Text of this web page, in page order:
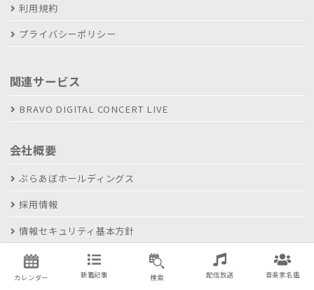
利用規約
プライバシーポリシー
関連サービス
BRAVO DIGITAL CONCERT LIVE
会社概要
ぶらあぼホールディングス
採用情報
情報セキュリティ基本方針
お問い合わせ
カレンダー 新着記事 検索 配信放送 音楽家名鑑